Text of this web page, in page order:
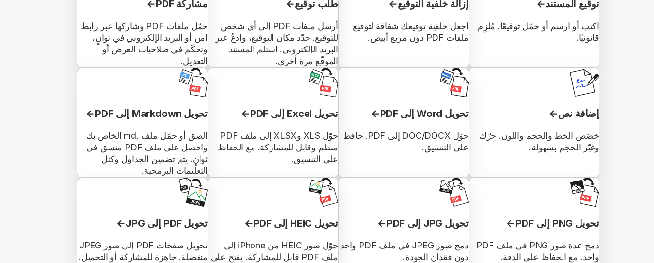
توقيع المستند
اكتب أو ارسم أو حمّل توقيعًا. مُلزِم
قانونيًا.
إزالة خلفية التوقيع
اجعل خلفية توقيعك شفافة لتوقيع
ملفات PDF دون مربع أبيض.
طلب توقيع
أرسل ملفات PDF إلى أي شخص
للتوقيع. حدّد مكان التوقيع، وادعُ عبر
البريد الإلكتروني. استلم المستند
الموقّع مرة أخرى.
مشاركة PDF
حمّل ملفات PDF وشاركها عبر رابط
آمن أو البريد الإلكتروني في ثوانٍ،
وتحكّم في صلاحيات العرض أو
التعديل.
إضافة نص
خصّص الخط والحجم واللون. حرّك
وغيّر الحجم بسهولة.
تحويل Word إلى PDF
حوّل DOC/DOCX إلى PDF. حافظ
على التنسيق.
تحويل Excel إلى PDF
حوّل XLS وXLSX إلى ملف PDF
منظم وقابل للمشاركة. مع الحفاظ
على التنسيق.
تحويل Markdown إلى PDF
الصق أو حمّل ملف .md الخاص بك
واحصل على ملف PDF منسق في
ثوانٍ. يتم تضمين الجداول وكتل
التعليمات البرمجية.
تحويل PNG إلى PDF
دمج عدة صور PNG في ملف PDF
واحد. مع الحفاظ على الدقة.
تحويل JPG إلى PDF
دمج صور JPEG في ملف PDF واحد
دون فقدان الجودة.
تحويل HEIC إلى PDF
حوّل صور HEIC من iPhone إلى
ملف PDF قابل للمشاركة. يفتح على
تحويل PDF إلى JPG
تحويل صفحات PDF إلى صور JPEG
منفصلة. جاهزة للمشاركة أو التحميل.